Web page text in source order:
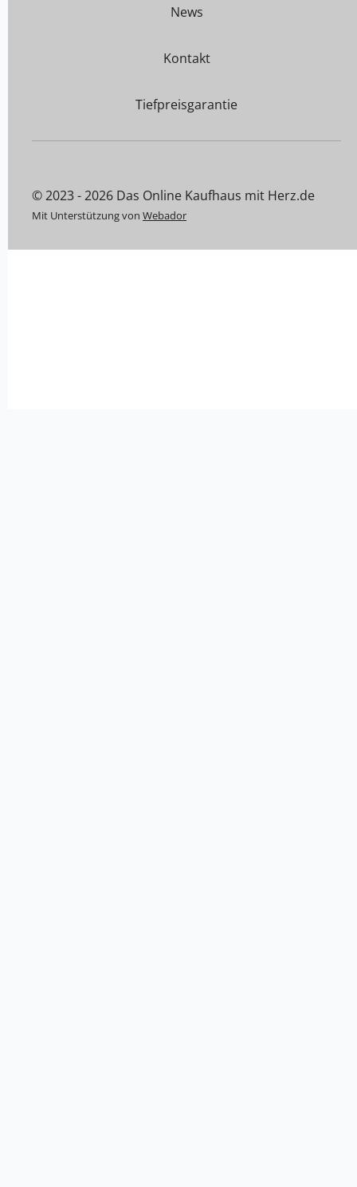
News
Kontakt
Tiefpreisgarantie
© 2023 - 2026 Das Online Kaufhaus mit Herz.de
Mit Unterstützung von Webador